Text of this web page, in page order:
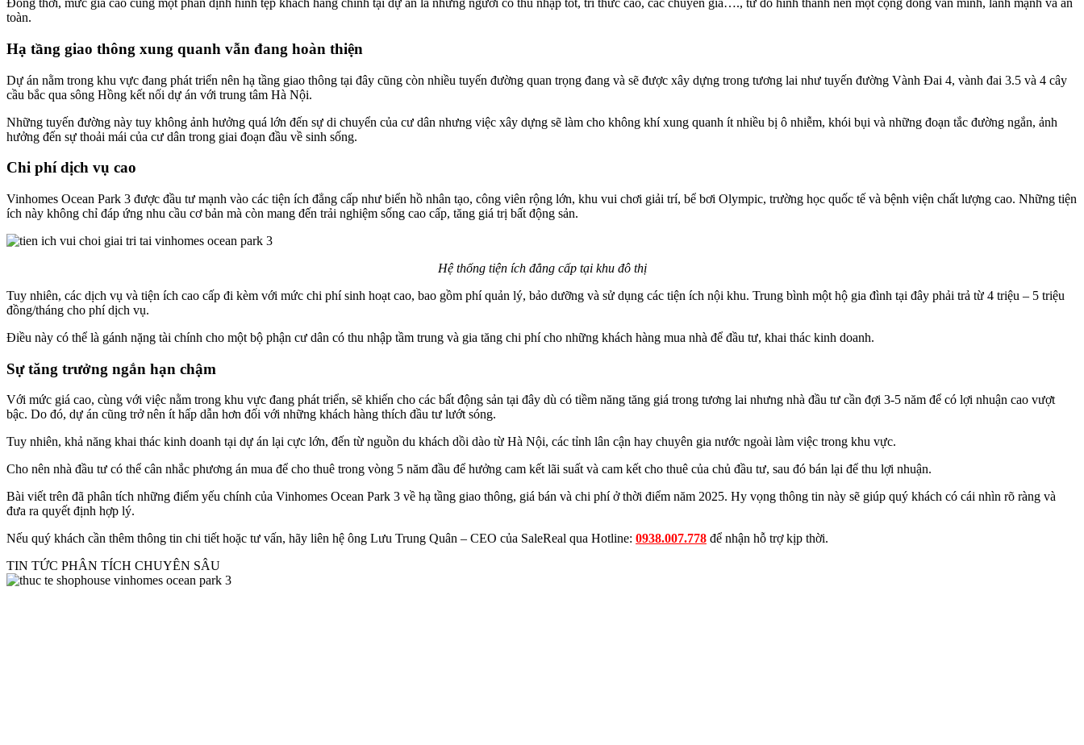
Đồng thời, mức giá cao cũng một phần định hình tệp khách hàng chính tại dự án là những người có thu nhập tốt, trí thức cao, các chuyên gia…., từ đó hình thành nên một cộng đồng văn minh, lành mạnh và an
toàn.
Hạ tầng giao thông xung quanh vẫn đang hoàn thiện
Dự án nằm trong khu vực đang phát triển nên hạ tầng giao thông tại đây cũng còn nhiều tuyến đường quan trọng đang và sẽ được xây dựng trong tương lai như tuyến đường Vành Đai 4, vành đai 3.5 và 4 cây
cầu bắc qua sông Hồng kết nối dự án với trung tâm Hà Nội.
Những tuyến đường này tuy không ảnh hưởng quá lớn đến sự di chuyển của cư dân nhưng việc xây dựng sẽ làm cho không khí xung quanh ít nhiều bị ô nhiễm, khói bụi và những đoạn tắc đường ngắn, ảnh
hưởng đến sự thoải mái của cư dân trong giai đoạn đầu về sinh sống.
Chi phí dịch vụ cao
Vinhomes Ocean Park 3 được đầu tư mạnh vào các tiện ích đẳng cấp như biển hồ nhân tạo, công viên rộng lớn, khu vui chơi giải trí, bể bơi Olympic, trường học quốc tế và bệnh viện chất lượng cao. Những tiện
ích này không chỉ đáp ứng nhu cầu cơ bản mà còn mang đến trải nghiệm sống cao cấp, tăng giá trị bất động sản​.
Hệ thống tiện ích đẳng cấp tại khu đô thị
Tuy nhiên, các dịch vụ và tiện ích cao cấp đi kèm với mức chi phí sinh hoạt cao, bao gồm phí quản lý, bảo dưỡng và sử dụng các tiện ích nội khu. Trung bình một hộ gia đình tại đây phải trả từ 4 triệu – 5 triệu
đồng/tháng cho phí dịch vụ.
Điều này có thể là gánh nặng tài chính cho một bộ phận cư dân có thu nhập tầm trung và gia tăng chi phí cho những khách hàng mua nhà để đầu tư, khai thác kinh doanh.
Sự tăng trưởng ngắn hạn chậm
Với mức giá cao, cùng với việc nằm trong khu vực đang phát triển, sẽ khiến cho các bất động sản tại đây dù có tiềm năng tăng giá trong tương lai nhưng nhà đầu tư cần đợi 3-5 năm để có lợi nhuận cao vượt
bậc. Do đó, dự án cũng trở nên ít hấp dẫn hơn đối với những khách hàng thích đầu tư lướt sóng.
Tuy nhiên, khả năng khai thác kinh doanh tại dự án lại cực lớn, đến từ nguồn du khách dồi dào từ Hà Nội, các tỉnh lân cận hay chuyên gia nước ngoài làm việc trong khu vực.
Cho nên nhà đầu tư có thể cân nhắc phương án mua để cho thuê trong vòng 5 năm đầu để hưởng cam kết lãi suất và cam kết cho thuê của chủ đầu tư, sau đó bán lại để thu lợi nhuận.
Bài viết trên đã phân tích những điểm yếu chính của Vinhomes Ocean Park 3 về hạ tầng giao thông, giá bán và chi phí ở thời điểm năm 2025. Hy vọng thông tin này sẽ giúp quý khách có cái nhìn rõ ràng và
đưa ra quyết định hợp lý.
Nếu quý khách cần thêm thông tin chi tiết hoặc tư vấn, hãy liên hệ ông Lưu Trung Quân – CEO của SaleReal qua Hotline: 0938.007.778 để nhận hỗ trợ kịp thời.
TIN TỨC PHÂN TÍCH CHUYÊN SÂU